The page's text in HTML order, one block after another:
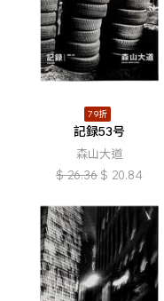
79折
記録53号
森山大道
$ 26.36 $ 20.84